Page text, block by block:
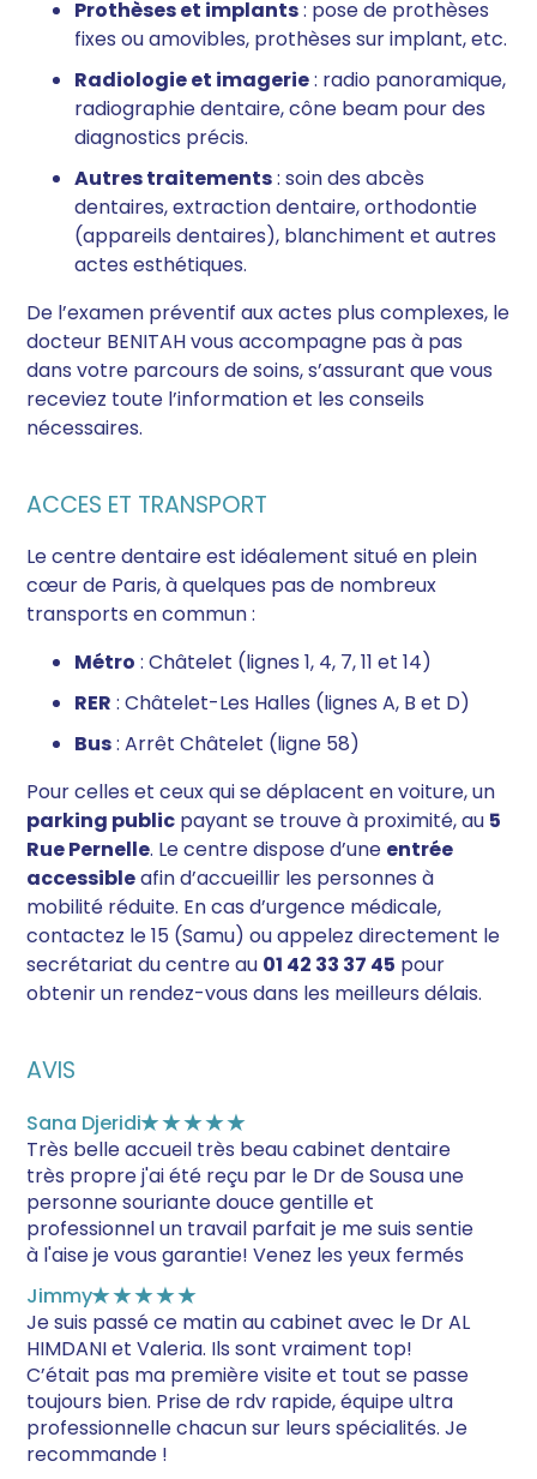
Prothèses et implants: pose de prothèses
fixes ou amovibles, prothèses sur implant, etc.
Radiologie et imagerie: radio panoramique,
radiographie dentaire, cône beam pour des
diagnostics précis.
Autres traitements: soin des abcès
dentaires, extraction dentaire, orthodontie
(appareils dentaires), blanchiment et autres
actes esthétiques.
De l’examen préventif aux actes plus complexes, le
docteur BENITAH vous accompagne pas à pas
dans votre parcours de soins, s’assurant que vous
receviez toute l’information et les conseils
nécessaires.
ACCES ET TRANSPORT
Le centre dentaire est idéalement situé en plein
cœur de Paris, à quelques pas de nombreux
transports en commun :
Métro : Châtelet (lignes 1, 4, 7, 11 et 14)
RER : Châtelet-Les Halles (lignes A, B et D)
Bus: Arrêt Châtelet (ligne 58)
Pour celles et ceux qui se déplacent en voiture, un
parking public payant se trouve à proximité, au 5
Rue Pernelle. Le centre dispose d’une entrée
accessibleafin d’accueillir les personnes à
mobilité réduite. En cas d’urgence médicale,
contactez le 15 (Samu) ou appelez directement le
secrétariat du centre au 01 42 33 37 45 pour
obtenir un rendez-vous dans les meilleurs délais.
AVIS
Sana Djeridi★★★★★
Très belle accueil très beau cabinet dentaire
très propre j'ai été reçu par le Dr de Sousa une
personne souriante douce gentille et
professionnel un travail parfait je me suis sentie
à l'aise je vous garantie! Venez les yeux fermés
Jimmy★★★★★
Je suis passé ce matin au cabinet avec le Dr AL
HIMDANI et Valeria. Ils sont vraiment top!
C’était pas ma première visite et tout se passe
toujours bien. Prise de rdv rapide, équipe ultra
professionnelle chacun sur leurs spécialités. Je
recommande !